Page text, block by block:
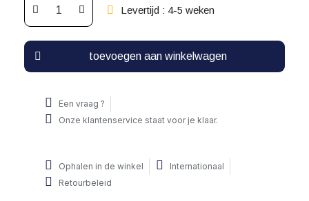
Levertijd : 4-5 weken
toevoegen aan winkelwagen
Een vraag ?
Onze klantenservice staat voor je klaar.
Ophalen in de winkel
Internationaal
Retourbeleid